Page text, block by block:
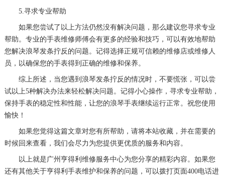
5.寻求专业帮助
如果您尝试了以上方法仍然没有解决问题，那么建议您寻求专业
帮助。专业的手表维修师傅会有更多的经验和技巧，可以有效地帮助
您解决浪琴发条拧反的问题。记得选择正规可信赖的维修店或维修人
员，以确保您的手表得到正确的维修和保养。
综上所述，当您遇到浪琴发条拧反的情况时，不要慌张，可以尝
试以上5种解决办法来轻松解决问题。记得小心操作，寻求专业帮助，
保持手表的稳定性和性能，让您的浪琴手表继续运行正常。祝您使用
愉快！
如果您觉得这篇文章对您有所帮助，请将本站收藏，并在需要的
时候回来查看，我们会尽力为您提供更优质的服务和内容。
以上就是广州亨得利维修服务中心为您分享的精彩内容。如果您
还有其他关于亨得利手表维护和保养的问题，可以拨打页面400电话进